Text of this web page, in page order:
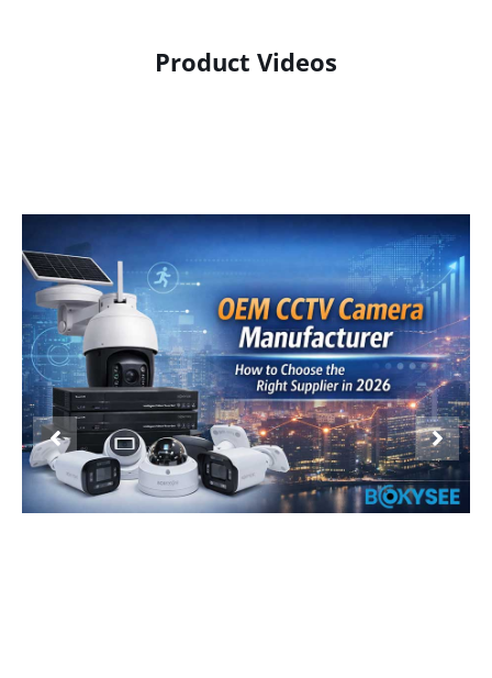
Product Videos